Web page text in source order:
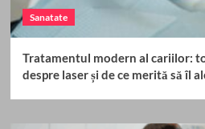
Sanatate
Tratamentul modern al cariilor:
despre laser și de ce merită să îl